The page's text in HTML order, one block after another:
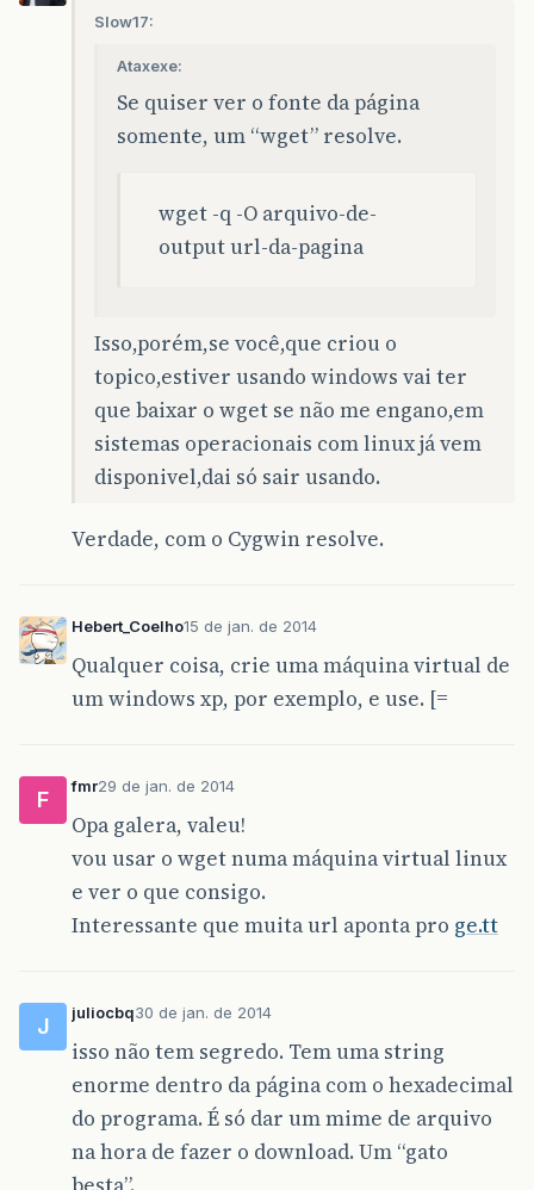
Slow17:
Ataxexe:
Se quiser ver o fonte da página
somente, um “wget” resolve.
wget -q -O arquivo-de-
output url-da-pagina
Isso,porém,se você,que criou o
topico,estiver usando windows vai ter
que baixar o wget se não me engano,em
sistemas operacionais com linux já vem
disponivel,dai só sair usando.
Verdade, com o Cygwin resolve.
Hebert_Coelho15 de jan. de 2014
Qualquer coisa, crie uma máquina virtual de
um windows xp, por exemplo, e use. [=
F
fmr29 de jan. de 2014
Opa galera, valeu!
vou usar o wget numa máquina virtual linux
e ver o que consigo.
Interessante que muita url aponta pro ge.tt
J
juliocbq30 de jan. de 2014
isso não tem segredo. Tem uma string
enorme dentro da página com o hexadecimal
do programa. É só dar um mime de arquivo
na hora de fazer o download. Um “gato